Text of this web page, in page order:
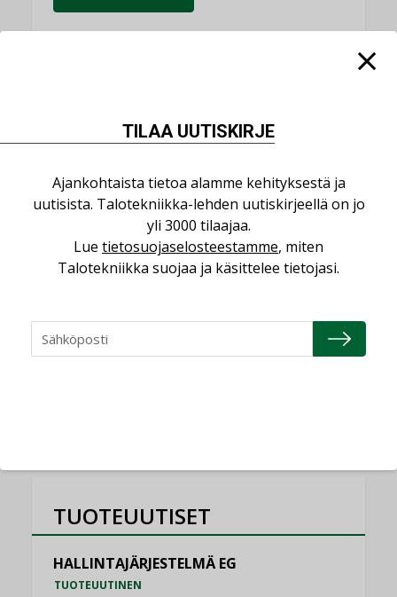
Refair
Granlund Oy
Schneider Electric
NIMITYKSET
TUOTEUUTISET
HALLINTAJÄRJESTELMÄ EG
TUOTEUUTINEN
TILAA UUTISKIRJE
Ajankohtaista tietoa alamme kehityksestä ja
uutisista. Talotekniikka-lehden uutiskirjeellä on jo
yli 3000 tilaajaa.
Lue tietosuojaselosteestamme, miten
Talotekniikka suojaa ja käsittelee tietojasi.